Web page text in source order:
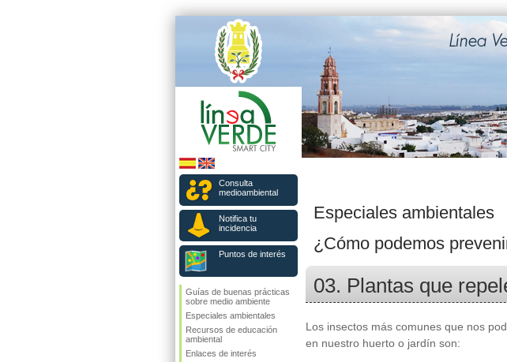
Consulta
medioambiental
Notifica tu
incidencia
Puntos de interés
Guías de buenas prácticas
sobre medio ambiente
Especiales ambientales
Recursos de educación
ambiental
Enlaces de interés
Especiales ambientales
¿Cómo podemos
03. Plantas que
Los insectos más comunes que nos
en nuestro huerto o jardín son: